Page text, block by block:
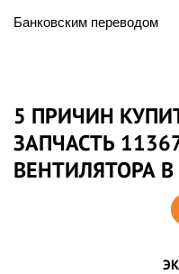
Банковским переводом
5 ПРИЧИН
ЗАПЧАСТЬ
ВЕНТИЛЯТОРА